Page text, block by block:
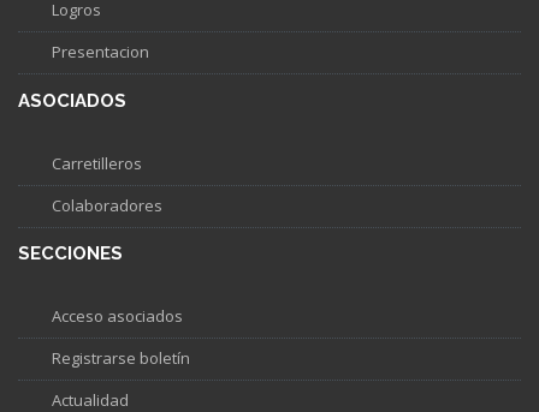
Logros
Presentacion
ASOCIADOS
Carretilleros
Colaboradores
SECCIONES
Acceso asociados
Registrarse boletín
Actualidad